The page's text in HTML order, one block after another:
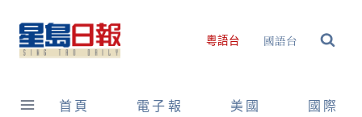
content
粵語台 國語台
首頁 電子報 美國 國際